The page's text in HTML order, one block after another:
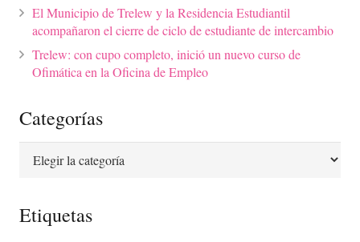
El Municipio de Trelew y la Residencia Estudiantil
acompañaron el cierre de ciclo de estudiante de intercambio
Trelew: con cupo completo, inició un nuevo curso de
Ofimática en la Oficina de Empleo
Categorías
Etiquetas